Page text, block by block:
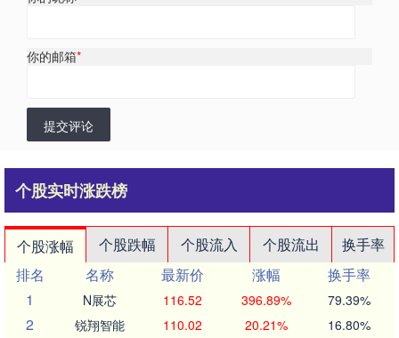
你的邮箱*
提交评论
个股实时涨跌榜
个股涨幅 个股跌幅 个股流入 个股流出
换手率
排名
名称 最新价 涨幅
换手率
1
N展芯 116.52 396.89% 79.39%
2 锐翔智能 110.02 20.21% 16.80%